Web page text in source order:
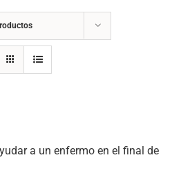
a un enfermo en el final de